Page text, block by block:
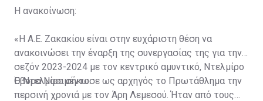
Η ανακοίνωση:
«Η Α.Ε. Ζακακίου είναι στην ευχάριστη θέση να
ανακοινώσει την έναρξη της συνεργασίας της για την
σεζόν 2023-2024 με τον κεντρικό αμυντικό, Ντελμίρο
Έβορα Νασιμέντο.
Ο Ντελμίρο σήκωσε ως αρχηγός το Πρωτάθλημα την
περσινή χρονιά με τον Άρη Λεμεσού. Ήταν από τους